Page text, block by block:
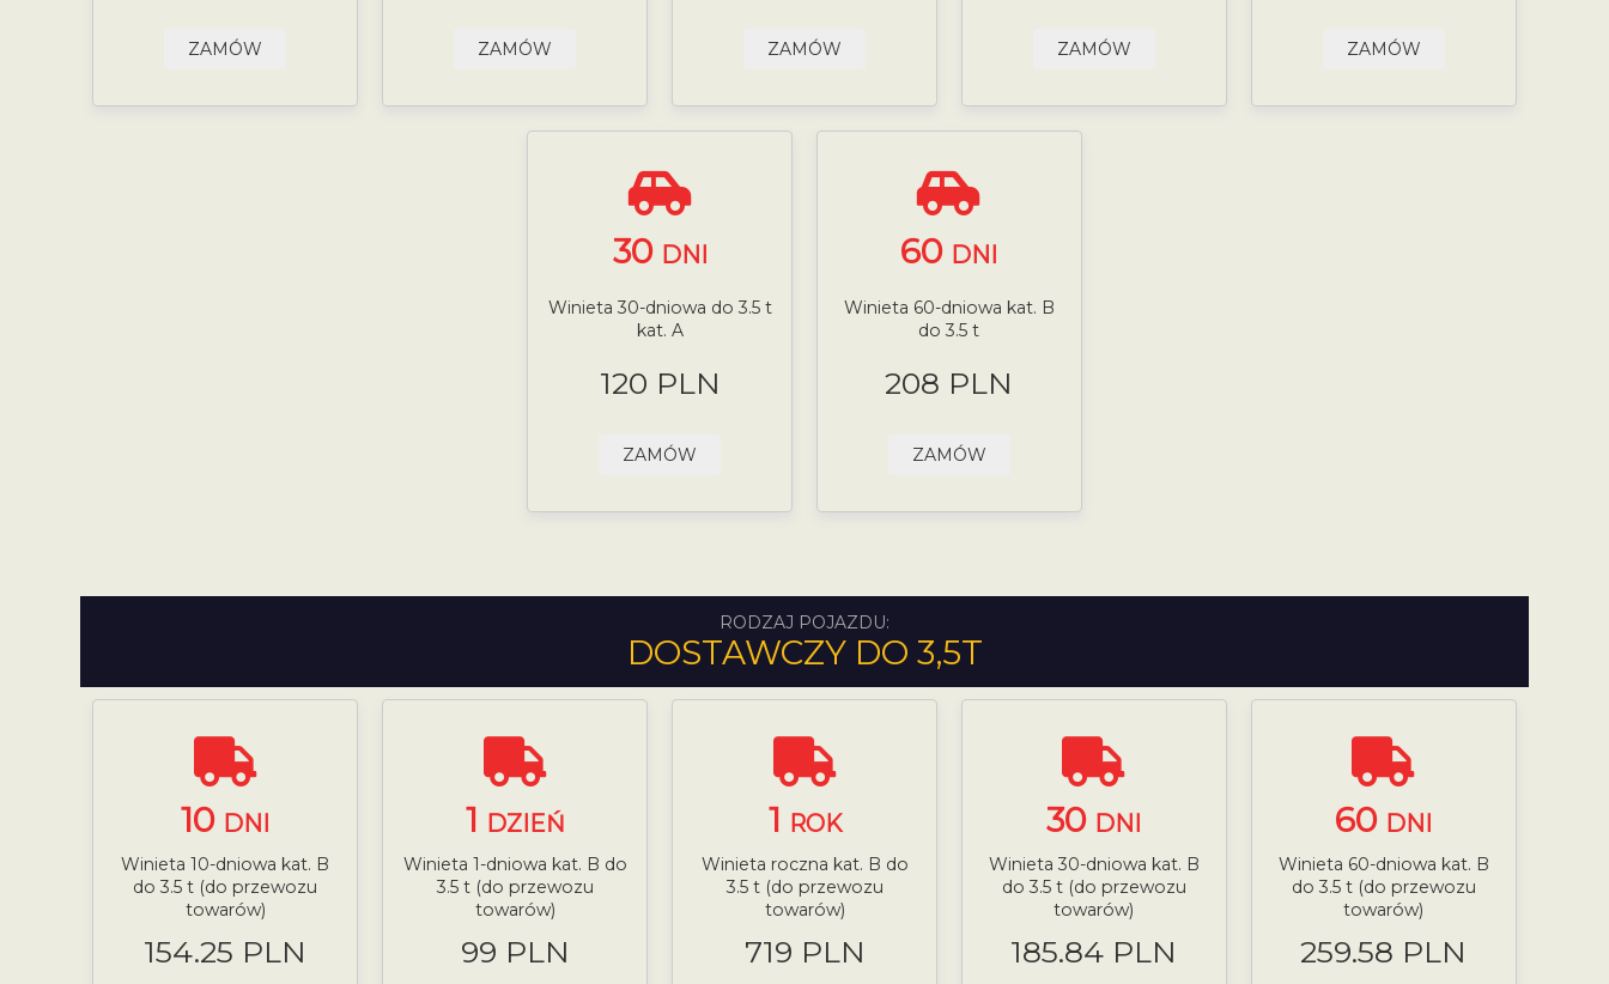
ZAMÓW ZAMÓW ZAMÓW ZAMÓW ZAMÓW
30 DNI
Winieta 30-dniowa do 3.5 t
kat. A
120 PLN
ZAMÓW
60 DNI
Winieta 60-dniowa kat. B
do 3.5 t
208 PLN
ZAMÓW
RODZAJ POJAZDU:
DOSTAWCZY DO 3,5T
10 DNI
Winieta 10-dniowa kat. B
do 3.5 t (do przewozu
towarów)
154.25 PLN
1 DZIEŃ
Winieta 1-dniowa kat. B do
3.5 t (do przewozu
towarów)
99 PLN
1 ROK
Winieta roczna kat. B do
3.5 t (do przewozu
towarów)
719 PLN
30 DNI
Winieta 30-dniowa kat. B
do 3.5 t (do przewozu
towarów)
185.84 PLN
60 DNI
Winieta 60-dniowa kat. B
do 3.5 t (do przewozu
towarów)
259.58 PLN